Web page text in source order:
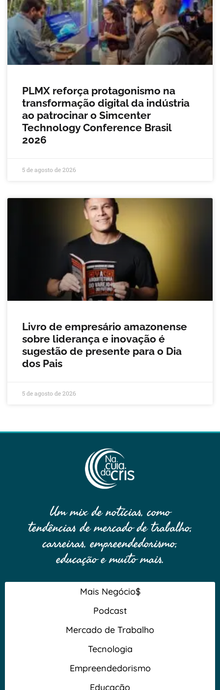
PLMX reforça protagonismo na
transformação digital da indústria
ao patrocinar o Simcenter
Technology Conference Brasil
2026
5 de agosto de 2026
Livro de empresário amazonense
sobre liderança e inovação é
sugestão de presente para o Dia
dos Pais
5 de agosto de 2026
Um mix de notícias, como
tendências de mercado de trabalho,
carreiras, empreendedorismo,
educação e muito mais.
Mais Negócio$
Podcast
Mercado de Trabalho
Tecnologia
Empreendedorismo
Educação